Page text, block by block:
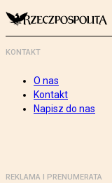
KONTAKT
O nas
Kontakt
Napisz do nas
REKLAMA I PRENUMERATA